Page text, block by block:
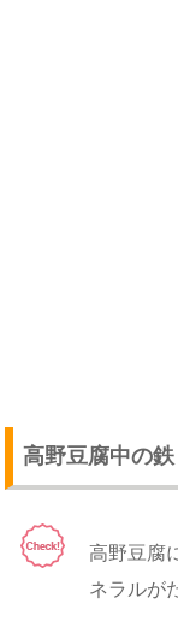
高野豆腐中の
高野豆腐
ネラルが